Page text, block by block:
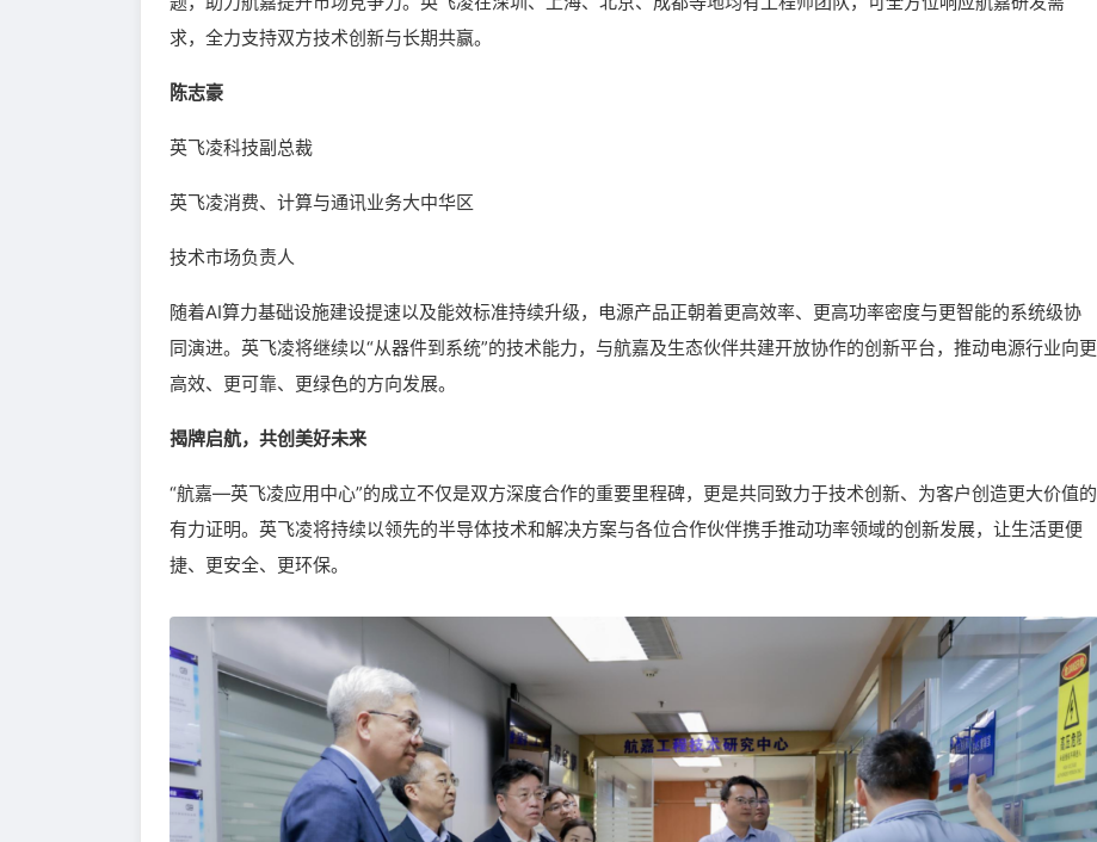
求，全力支持双方技术创新与长期共赢。
陈志豪
英飞凌科技副总裁
英飞凌消费、计算与通讯业务大中华区
技术市场负责人
随着AI算力基础设施建设提速以及能效标准持续升级，电源产品正朝着更高效率、更高功率密度与更智能的系统级协
同演进。英飞凌将继续以“从器件到系统”的技术能力，与航嘉及生态伙伴共建开放协作的创新平台，推动电源行业向更
高效、更可靠、更绿色的方向发展。
揭牌启航，共创美好未来
“航嘉—英飞凌应用中心”的成立不仅是双方深度合作的重要里程碑，更是共同致力于技术创新、为客户创造更大价值的
有力证明。英飞凌将持续以领先的半导体技术和解决方案与各位合作伙伴携手推动功率领域的创新发展，让生活更便
捷、更安全、更环保。